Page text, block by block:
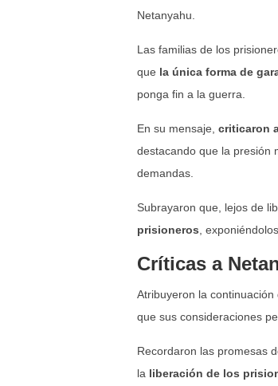
Netanyahu.
Las familias de los
que la única forma de
ponga fin a la guerra.
En su mensaje, criticaron
destacando que la presión
demandas.
Subrayaron que, lejos de
prisioneros ,
Críticas a
Atribuyeron la
que sus consideraciones
Recordaron las promesas
la liberación de los